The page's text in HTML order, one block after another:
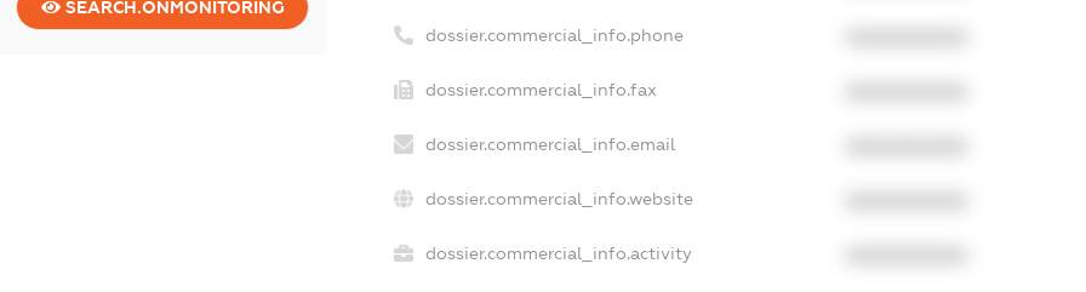
SEARCH.ONMONITORING
dossier.commercial_info.phone
dossier.commercial_info.fax
dossier.commercial_info.email
dossier.commercial_info.website
dossier.commercial_info.activity